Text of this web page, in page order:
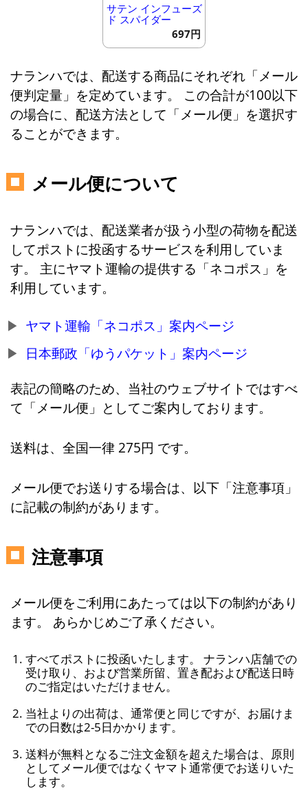
サテン インフューズ
ド スパイダー
697円
ナランハでは、配送する商品にそれぞれ「メール
便判定量」を定めています。 この合計が100以下
の場合に、配送方法として「メール便」を選択す
ることができます。
メール便について
ナランハでは、配送業者が扱う小型の荷物を配送
してポストに投函するサービスを利用していま
す。 主にヤマト運輸の提供する「ネコポス」を
利用しています。
ヤマト運輸「ネコポス」案内ページ
日本郵政「ゆうパケット」案内ページ
表記の簡略のため、当社のウェブサイトではすべ
て「メール便」としてご案内しております。
送料は、全国一律 275円 です。
メール便でお送りする場合は、以下「注意事項」
に記載の制約があります。
注意事項
メール便をご利用にあたっては以下の制約があり
ます。 あらかじめご了承ください。
すべてポストに投函いたします。 ナランハ店舗での
受け取り、および営業所留、置き配および配送日時
のご指定はいただけません。
当社よりの出荷は、通常便と同じですが、お届けま
での日数は2-5日かかります。
送料が無料となるご注文金額を超えた場合は、原則
としてメール便ではなくヤマト通常便でお送りいた
します。